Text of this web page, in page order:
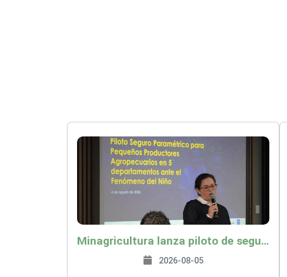
Minagricultura lanza piloto de seguro agropecuario por $9.625 millones para proteger a más de 14.000 pequeños productores contra riesgos del Fenómeno de El Niño
2026-08-05